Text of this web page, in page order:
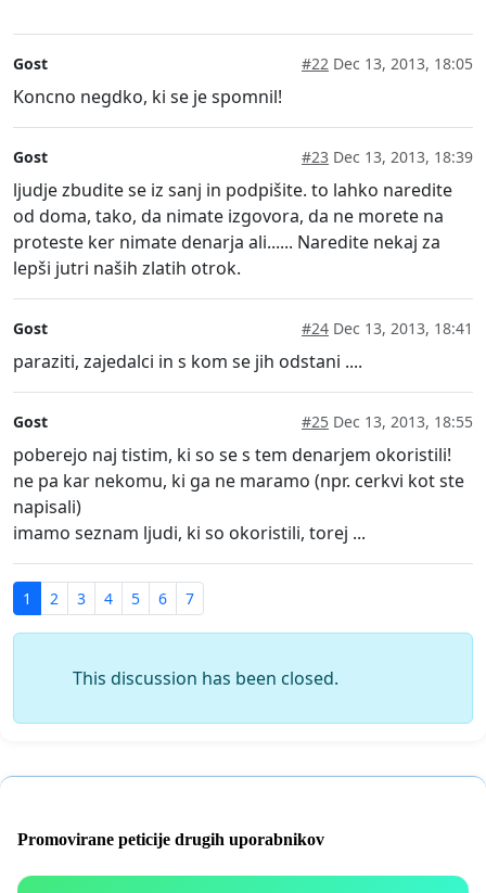
Gost #22 Dec 13, 2013, 18:05
Koncno negdko, ki se je spomnil!
Gost #23 Dec 13, 2013, 18:39
ljudje zbudite se iz sanj in podpišite. to lahko naredite
od doma, tako, da nimate izgovora, da ne morete na
proteste ker nimate denarja ali...... Naredite nekaj za
lepši jutri naših zlatih otrok.
Gost #24 Dec 13, 2013, 18:41
paraziti, zajedalci in s kom se jih odstani ....
Gost #25 Dec 13, 2013, 18:55
poberejo naj tistim, ki so se s tem denarjem okoristili!
ne pa kar nekomu, ki ga ne maramo (npr. cerkvi kot ste
napisali)
imamo seznam ljudi, ki so okoristili, torej ...
1 2 3 4 5 6 7
This discussion has been closed.
Promovirane peticije drugih uporabnikov